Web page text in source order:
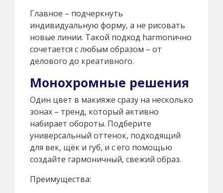
Главное – подчеркнуть
индивидуальную форму, а не рисовать
новые линии. Такой подход harmonично
сочетается с любым образом – от
делового до креативного.
Монохромные решения
Один цвет в макияже сразу на несколько
зонах – тренд, который активно
набирает обороты. Подберите
универсальный оттенок, подходящий
для век, щёк и губ, и с его помощью
создайте гармоничный, свежий образ.
Преимущества: